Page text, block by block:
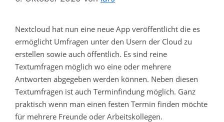
Nextcloud hat nun eine neue App veröffentlicht die es
ermöglicht Umfragen unter den Usern der Cloud zu
erstellen sowie auch öffentlich. Es sind reine
Textumfragen möglich wo eine oder mehrere
Antworten abgegeben werden können. Neben diesen
Textumfragen ist auch Terminfindung möglich. Ganz
praktisch wenn man einen festen Termin finden möchte
für mehrere Freunde oder Arbeitskollegen.